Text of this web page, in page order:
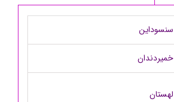
سنسوداین
خمیردندان
لهستان